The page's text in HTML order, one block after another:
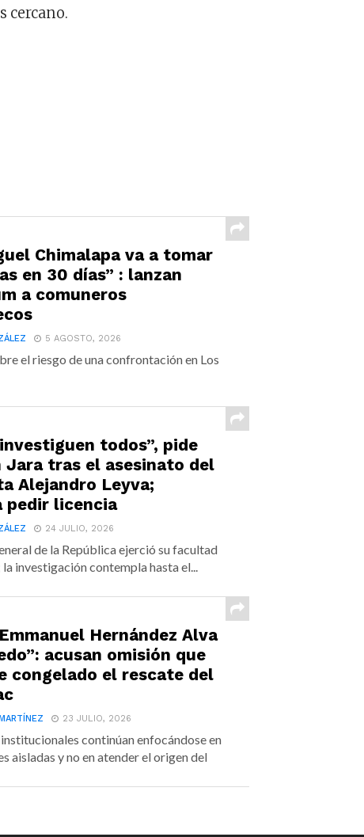
cercano.
Chimalapa va a tomar
en 30 días” : lanzan
a comuneros
5 AGOSTO, 2026
el riesgo de una confrontación en Los
todos”, pide
Jara tras el asesinato del
Alejandro Leyva;
pedir licencia
24 JULIO, 2026
de la República ejerció su facultad
investigación contempla hasta el...
Hernández Alva
acusan omisión que
congelado el rescate del
23 JULIO, 2026
continúan enfocándose en
aisladas y no en atender el origen del